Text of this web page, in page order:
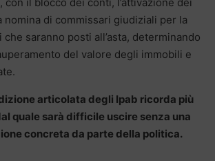
nomina di commissari giudiziali per la
saranno posti all’asta, determinando
del valore degli immobili e
articolata degli Ipab ricorda più
quale sarà difficile uscire senza una
concreta da parte della politica.